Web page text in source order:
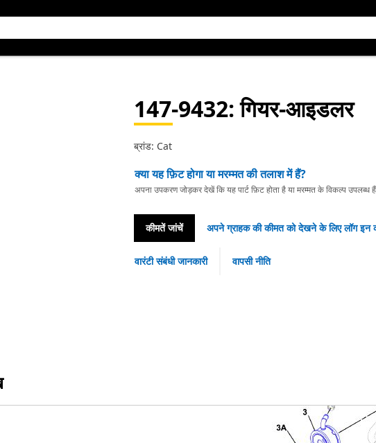
147-9432: गियर-आइडलर
ब्रांड: Cat
क्या यह फ़िट होगा या मरम्मत की तलाश में हैं?
अपना उपकरण जोड़कर देखें कि यह पार्ट फ़िट होता है या मरम्मत के विकल्प उपलब्ध हैं
कीमतें जांचें अपने ग्राहक की कीमत को देखने के लिए लॉग इन
वारंटी संबंधी जानकारी वापसी नीति